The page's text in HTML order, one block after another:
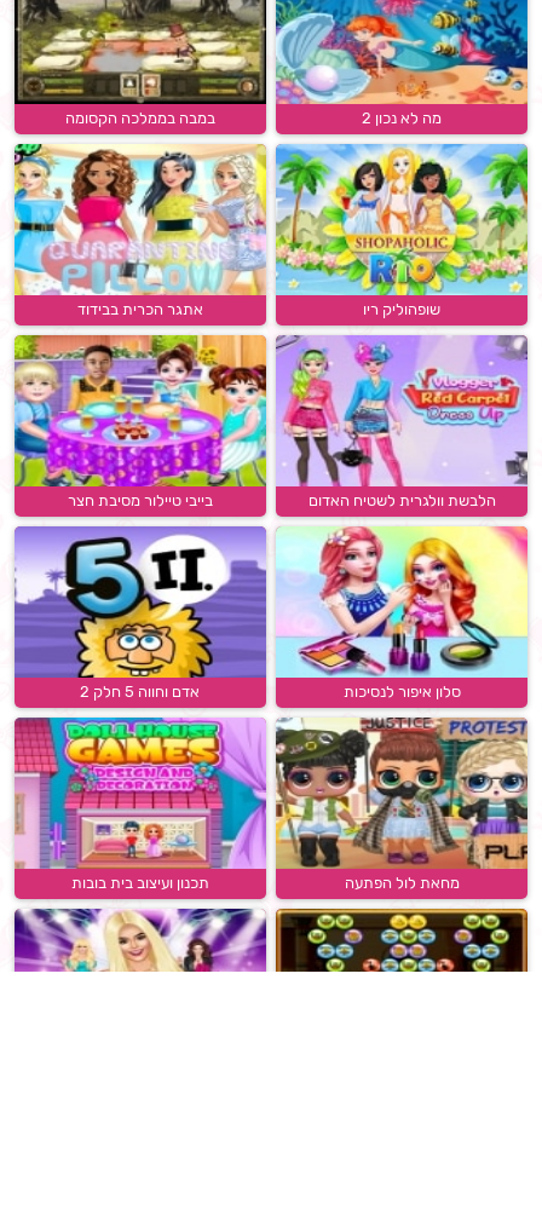
מה לא נכון 2 במבה בממלכה הקסומה
שופהוליק ריו אתגר הכרית בבידוד
הלבשת וולגרית לשטיח האדום בייבי טיילור מסיבת חצר
סלון איפור לנסיכות אדם וחווה 5 חלק 2
מחאת לול הפתעה תכנון ועיצוב בית בובות